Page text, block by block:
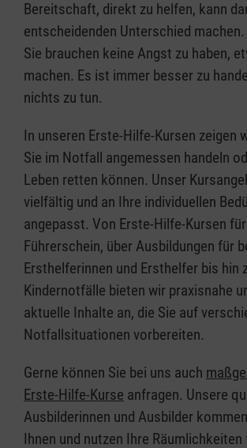
Bereitschaft, direkt zu helfen, kann
entscheidenden Unterschied
Sie brauchen keine Angst zu haben,
machen. Es ist immer besser zu
nichts zu tun.
In unseren Erste-Hilfe-Kursen zeigen
Sie im Notfall angemessen handeln
Leben retten können. Unser
vielfältig und an Ihre individuellen
angepasst. Von Erste-Hilfe-Kursen
Führerschein, über Ausbildungen für
Ersthelferinnen und Ersthelfer bis hin
Kindernotfälle bieten wir praxisnahe
aktuelle Inhalte an, die Sie auf
Notfallsituationen vorbereiten.
Gerne können Sie bei uns auch
Erste-Hilfe-Kurse anfragen. Unsere
Ausbilderinnen und Ausbilder
Ihnen und nutzen Ihre Räumlichkeiten